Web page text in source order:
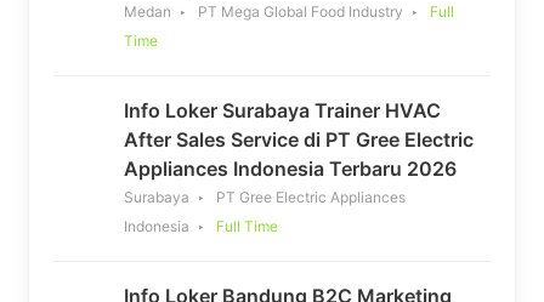
Medan PT Mega Global Food Industry
Full
Time
Info Loker Surabaya Trainer HVAC
After Sales Service di PT Gree Electric
Appliances Indonesia Terbaru 2026
Surabaya
PT Gree Electric Appliances
Indonesia
Full Time
Info Loker Bandung B2C Marketing